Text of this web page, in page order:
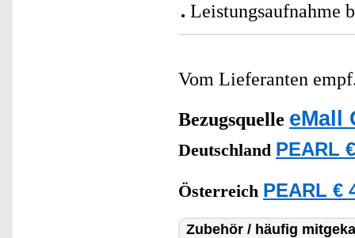
Leistungsaufnahme
Vom Lieferanten
Bezugsquelle eMall
Deutschland PEARL
Österreich PEARL €
Zubehör / häufig